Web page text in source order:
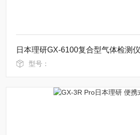
日本理研GX-6100复合型气体检测仪
型号：